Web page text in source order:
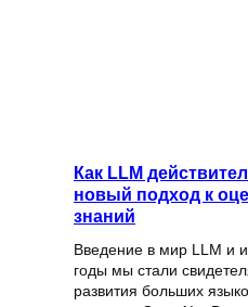
Как LLM
новый подход к
знаний
Введение в мир LLM и
годы мы стали
развития больших